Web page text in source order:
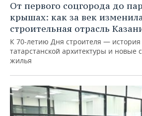
От первого соцгорода до
крышах: как за век
строительная отрасль
К 70-летию Дня строителя — история
татарстанской архитектуры и новые
жилья